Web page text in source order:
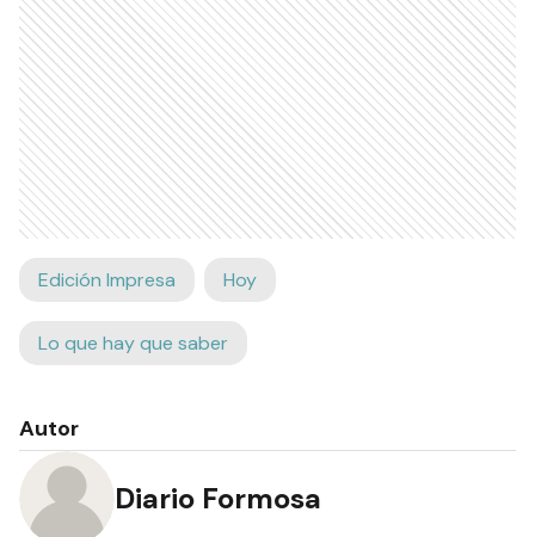
Edición Impresa Hoy
Lo que hay que saber
Autor
Diario Formosa